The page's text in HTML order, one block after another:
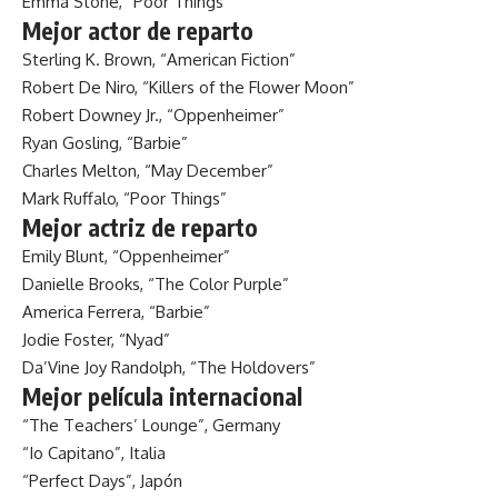
Mejor actor de reparto
Sterling K. Brown, “American Fiction”
Robert De Niro, “Killers of the Flower Moon”
Robert Downey Jr., “Oppenheimer”
Ryan Gosling, “Barbie”
Charles Melton, “May December”
Mark Ruffalo, “Poor Things”
Mejor actriz de reparto
Emily Blunt, “Oppenheimer”
Danielle Brooks, “The Color Purple”
America Ferrera, “Barbie”
Jodie Foster, “Nyad”
Da’Vine Joy Randolph, “The Holdovers”
Mejor película internacional
“The Teachers’ Lounge”, Germany
“Io Capitano”, Italia
“Perfect Days”, Japón